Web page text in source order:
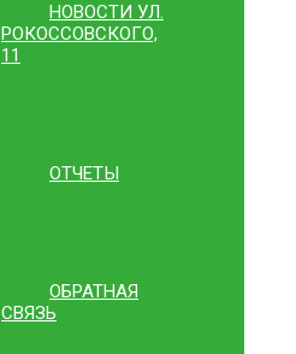
НОВОСТИ УЛ.
РОКОССОВСКОГО,
11
ОТЧЕТЫ
ОБРАТНАЯ
СВЯЗЬ